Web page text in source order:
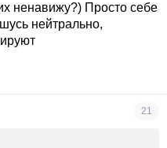
ненавижу?) Просто себе
нейтрально,
21